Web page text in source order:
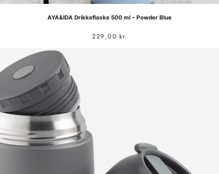
AYA&IDA Drikkeflaske 500 ml – Powder Blue
229,00 kr.